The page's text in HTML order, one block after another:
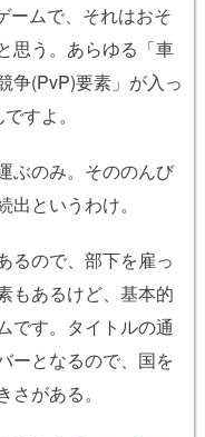
ームで、それはおそ
思う。あらゆる「車
争(PvP)要素」が入っ
すよ。
ぶのみ。そののんび
というわけ。
るので、部下を雇っ
もあるけど、基本的
です。タイトルの通
ーとなるので、国を
がある。